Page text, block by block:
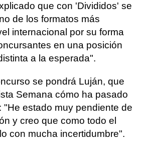
que con 'Divididos' se
de los formatos más
internacional por su forma
en una posición
a la esperada".
se pondrá Luján, que
Semana cómo ha pasado
"He estado muy pendiente de
y creo que como todo el
con mucha incertidumbre".